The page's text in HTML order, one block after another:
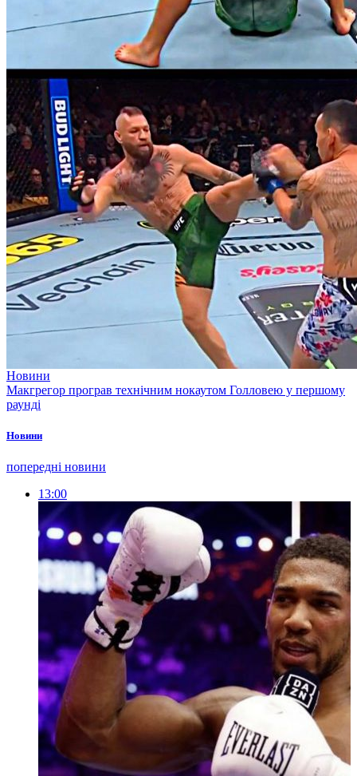
Новини
Макгрегор програв технічним нокаутом Голловею у першому
раунді
Новини
попередні новини
13:00